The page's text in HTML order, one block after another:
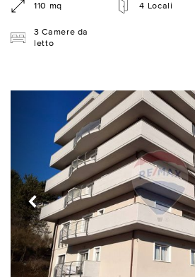
110 mq 4 Locali
3 Camere da
letto